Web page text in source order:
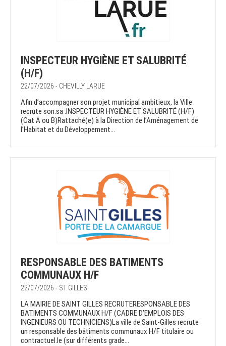
INSPECTEUR HYGIÈNE ET SALUBRITÉ
(H/F)
22/07/2026 - CHEVILLY LARUE
Afin d’accompagner son projet municipal ambitieux, la Ville
recrute son.sa :INSPECTEUR HYGIÈNE ET SALUBRITÉ (H/F)
(Cat A ou B)Rattaché(e) à la Direction de l’Aménagement de
l’Habitat et du Développement...
RESPONSABLE DES BATIMENTS
COMMUNAUX H/F
22/07/2026 - ST GILLES
LA MAIRIE DE SAINT GILLES RECRUTERESPONSABLE DES
BATIMENTS COMMUNAUX H/F (CADRE D’EMPLOIS DES
INGENIEURS OU TECHNICIENS)La ville de Saint-Gilles recrute
un responsable des bâtiments communaux H/F titulaire ou
contractuel.le (sur différents grade...